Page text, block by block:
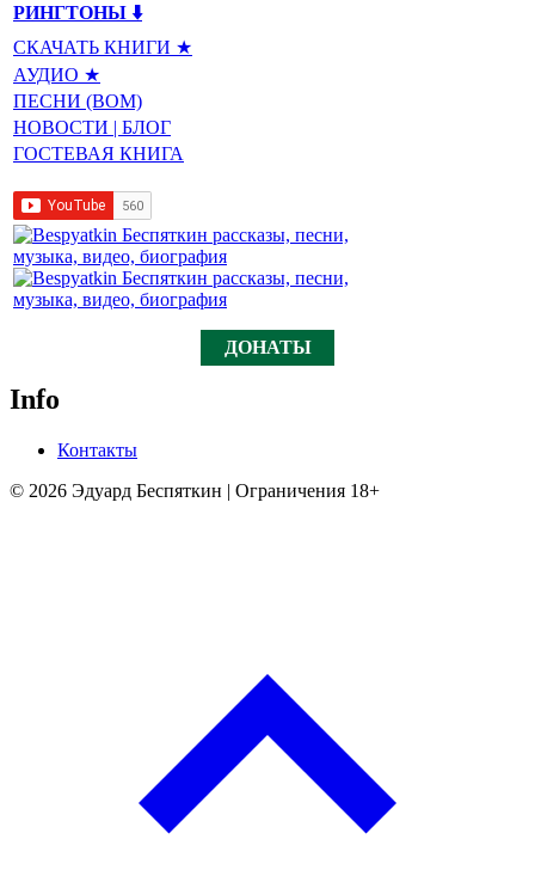
РИНГТОНЫ ⬇️
СКАЧАТЬ КНИГИ ★
АУДИО ★
ПЕСНИ (BOM)
НОВОСТИ | БЛОГ
ГОСТЕВАЯ КНИГА
ДОНАТЫ
Info
Контакты
© 2026 Эдуард Беспяткин | Ограничения 18+